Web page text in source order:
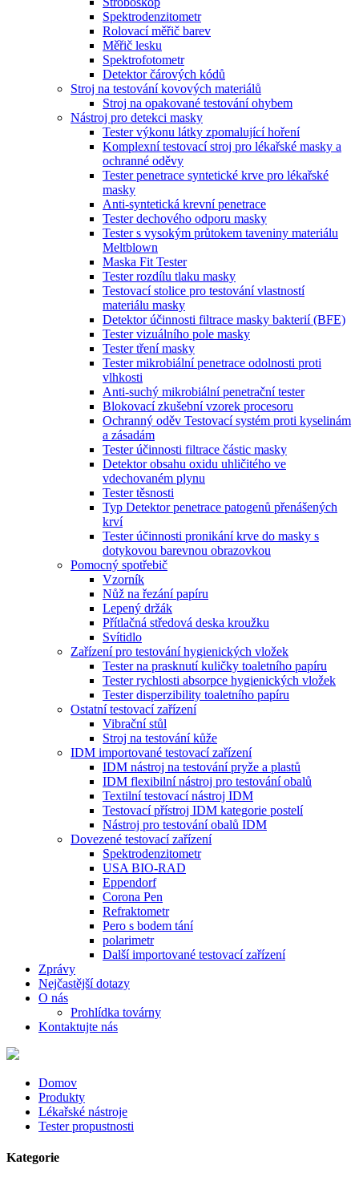
Spektrodenzitometr
Rolovací měřič barev
Měřič lesku
Spektrofotometr
Detektor čárových kódů
Stroj na testování kovových materiálů
Stroj na opakované testování ohybem
Nástroj pro detekci masky
Tester výkonu látky zpomalující hoření
Komplexní testovací stroj pro lékařské masky a
ochranné oděvy
Tester penetrace syntetické krve pro lékařské
masky
Anti-syntetická krevní penetrace
Tester dechového odporu masky
Tester s vysokým průtokem taveniny materiálu
Meltblown
Maska Fit Tester
Tester rozdílu tlaku masky
Testovací stolice pro testování vlastností
materiálu masky
Detektor účinnosti filtrace masky bakterií (BFE)
Tester vizuálního pole masky
Tester tření masky
Tester mikrobiální penetrace odolnosti proti
vlhkosti
Anti-suchý mikrobiální penetrační tester
Blokovací zkušební vzorek procesoru
Ochranný oděv Testovací systém proti kyselinám
a zásadám
Tester účinnosti filtrace částic masky
Detektor obsahu oxidu uhličitého ve
vdechovaném plynu
Tester těsnosti
Typ Detektor penetrace patogenů přenášených
krví
Tester účinnosti pronikání krve do masky s
dotykovou barevnou obrazovkou
Pomocný spotřebič
Vzorník
Nůž na řezání papíru
Lepený držák
Přítlačná středová deska kroužku
Svítidlo
Zařízení pro testování hygienických vložek
Tester na prasknutí kuličky toaletního papíru
Tester rychlosti absorpce hygienických vložek
Tester disperzibility toaletního papíru
Ostatní testovací zařízení
Vibrační stůl
Stroj na testování kůže
IDM importované testovací zařízení
IDM nástroj na testování pryže a plastů
IDM flexibilní nástroj pro testování obalů
Textilní testovací nástroj IDM
Testovací přístroj IDM kategorie postelí
Nástroj pro testování obalů IDM
Dovezené testovací zařízení
Spektrodenzitometr
USA BIO-RAD
Eppendorf
Corona Pen
Refraktometr
Pero s bodem tání
polarimetr
Další importované testovací zařízení
Zprávy
Nejčastější dotazy
O nás
Prohlídka továrny
Kontaktujte nás
Domov
Produkty
Lékařské nástroje
Tester propustnosti
Kategorie